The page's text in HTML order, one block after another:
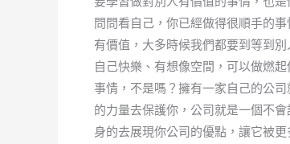
問問看自己，你已經做得很順手的
有價值，大多時候我們都要到等到
自己快樂、有想像空間，可以做燃
事情，不是嗎？擁有一家自己的公
的力量去保護你，公司就是一個不
身的去展現你公司的優點，讓它被更